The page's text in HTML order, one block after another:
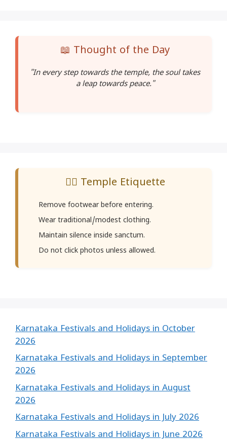
📖 Thought of the Day
"In every step towards the temple, the soul takes
a leap towards peace."
🧘‍♂️ Temple Etiquette
Remove footwear before entering.
Wear traditional/modest clothing.
Maintain silence inside sanctum.
Do not click photos unless allowed.
Karnataka Festivals and Holidays in October
2026
Karnataka Festivals and Holidays in September
2026
Karnataka Festivals and Holidays in August
2026
Karnataka Festivals and Holidays in July 2026
Karnataka Festivals and Holidays in June 2026